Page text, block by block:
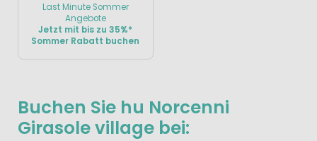
Last Minute Sommer
Angebote
Jetzt mit bis zu 35%*
Sommer Rabatt buchen
Buchen Sie hu Norcenni
Girasole village bei: